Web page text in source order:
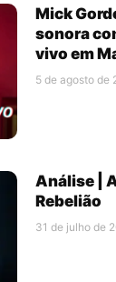
Mick
sonora
vivo em
5 de agosto de
Análise |
Rebelião
31 de julho de